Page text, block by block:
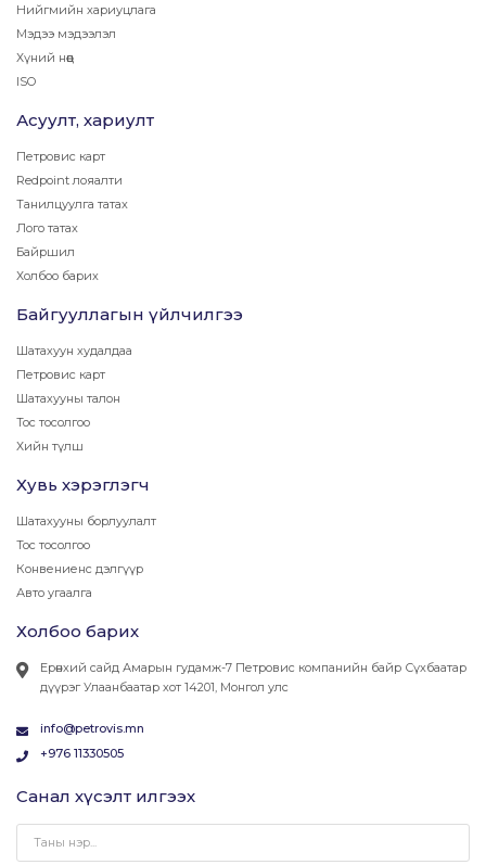
Нийгмийн хариуцлага
Мэдээ мэдээлэл
Хүний нөөц
ISO
Асуулт, хариулт
Петровис карт
Redpoint лояалти
Танилцуулга татах
Лого татах
Байршил
Холбоо барих
Байгууллагын үйлчилгээ
Шатахуун худалдаа
Петровис карт
Шатахууны талон
Тос тосолгоо
Хийн түлш
Хувь хэрэглэгч
Шатахууны борлуулалт
Тос тосолгоо
Конвениенс дэлгүүр
Авто угаалга
Холбоо барих
Ерөнхий сайд Амарын гудамж-7 Петровис компанийн байр Сүхбаатар
дүүрэг Улаанбаатар хот 14201, Монгол улс
info@petrovis.mn
+976 11330505
Санал хүсэлт илгээх